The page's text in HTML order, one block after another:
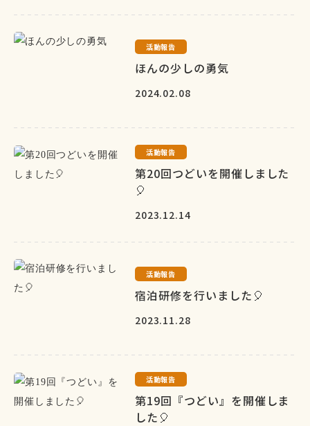
活動報告
ほんの少しの勇気
2024.02.08
活動報告
第20回つどいを開催しました
🎈
2023.12.14
活動報告
宿泊研修を行いました🎈
2023.11.28
活動報告
第19回『つどい』を開催しま
した🎈